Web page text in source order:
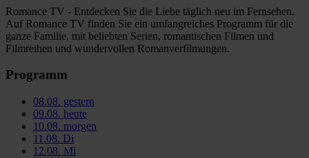
Romance TV - Entdecken Sie die Liebe täglich neu im Fernsehen.
Auf Romance TV finden Sie ein umfangreiches Programm für die
ganze Familie, mit beliebten Serien, romantischen Filmen und
Filmreihen und wundervollen Romanverfilmungen.
Programm
08.08. gestern
09.08. heute
10.08. morgen
11.08. Di
12.08. Mi